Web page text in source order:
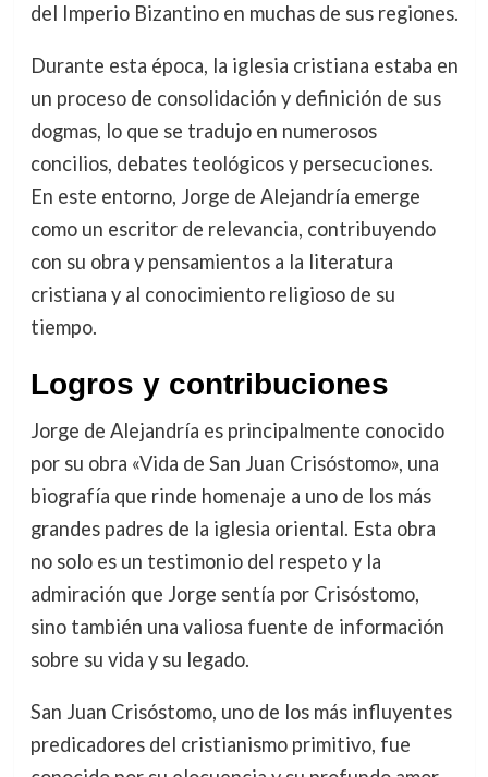
del Imperio Bizantino en muchas de sus regiones.
Durante esta época, la iglesia cristiana estaba en
un proceso de consolidación y definición de sus
dogmas, lo que se tradujo en numerosos
concilios, debates teológicos y persecuciones.
En este entorno, Jorge de Alejandría emerge
como un escritor de relevancia, contribuyendo
con su obra y pensamientos a la literatura
cristiana y al conocimiento religioso de su
tiempo.
Logros y contribuciones
Jorge de Alejandría es principalmente conocido
por su obra «Vida de San Juan Crisóstomo», una
biografía que rinde homenaje a uno de los más
grandes padres de la iglesia oriental. Esta obra
no solo es un testimonio del respeto y la
admiración que Jorge sentía por Crisóstomo,
sino también una valiosa fuente de información
sobre su vida y su legado.
San Juan Crisóstomo, uno de los más influyentes
predicadores del cristianismo primitivo, fue